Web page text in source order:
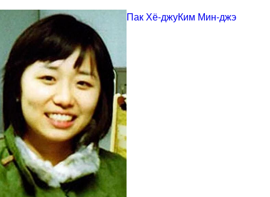
Пак Хё-джуКим Мин-джэ